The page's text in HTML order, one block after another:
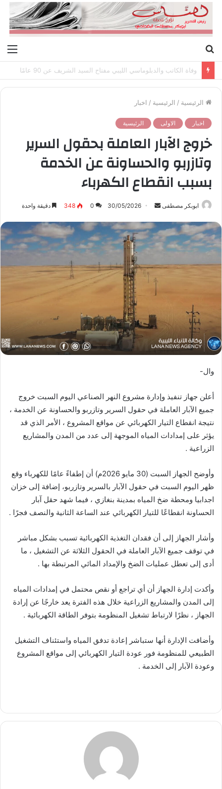
عن
وفاة الكاتب والدبلوماسي الليبي مفتاح السيد الشريف عن 90 عامًا
الرئيسية / الرئيسية / اخبار
اخبار الاولى الرئيسية
خروج الآبار العاملة بحقول السرير
وتازربو والحساونة عن الخدمة
بسبب انقطاع الكهرباء
ابوبكر مصطفى
س
ل
ر
إ
ل
ت
ي
30/05/2026
0
348 دقيقة واحدة
وال-
أعلن جهاز تنفيذ وإدارة مشروع النهر الصناعي اليوم السبت خروج
جميع الآبار العاملة في حقول السرير وتازربو والحساونة عن الخدمة ،
نتيجة انقطاع التيار الكهربائي عن مواقع المشروع ، الأمر الذي قد
يؤثر على إمدادات المياه الموجهة إلى عدد من المدن والمشاريع
الزراعية .
وأوضح الجهاز السبت (30 مايو 2026م) أن إطفاءً عامًا للكهرباء وقع
ظهر اليوم السبت في حقول الآبار بالسرير وتازربو، إضافة إلى خزان
اجدابيا ومحطة ضخ المياه بمدينة بنغازي ، فيما شهد حقل آبار
الحساونة انقطاعًا للتيار الكهربائي عند الساعة الثانية والنصف فجرًا .
وأشار الجهاز إلى أن فقدان التغذية الكهربائية تسبب بشكل مباشر
في توقف جميع الآبار العاملة في الحقول الثلاثة عن التشغيل ، ما
أدى إلى تعطل عمليات الضخ والإمداد المائي المرتبطة بها .
وأكدت إدارة الجهاز أن أي تراجع أو نقص محتمل في إمدادات المياه
إلى المدن والمشاريع الزراعية خلال هذه الفترة يعد خارجًا عن إرادة
الجهاز ، نظرًا لارتباط تشغيل المنظومة بتوفر الطاقة الكهربائية .
وأضافت الإدارة أنها ستباشر إعادة تدفق المياه واستئناف التشغيل
الطبيعي للمنظومة فور عودة التيار الكهربائي إلى مواقع المشروع
وعودة الآبار إلى الخدمة .